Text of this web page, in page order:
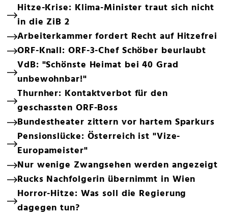
Hitze-Krise: Klima-Minister traut sich nicht
in die ZiB 2
Arbeiterkammer fordert Recht auf Hitzefrei
ORF-Knall: ORF-3-Chef Schöber beurlaubt
VdB: "Schönste Heimat bei 40 Grad
unbewohnbar!"
Thurnher: Kontaktverbot für den
geschassten ORF-Boss
Bundestheater zittern vor hartem Sparkurs
Pensionslücke: Österreich ist "Vize-
Europameister"
Nur wenige Zwangsehen werden angezeigt
Rucks Nachfolgerin übernimmt in Wien
Horror-Hitze: Was soll die Regierung
dagegen tun?